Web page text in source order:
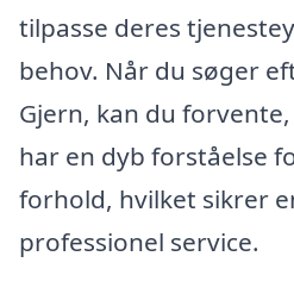
tilpasse deres
behov. Når du søger
Gjern, kan du
har en dyb forståelse
forhold, hvilket sikrer
professionel service.